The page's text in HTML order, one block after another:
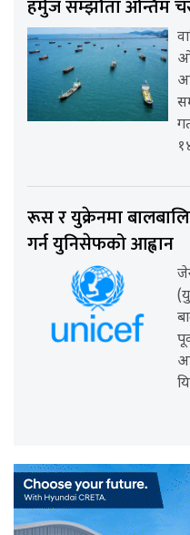
हर्मुज सम्झौता अन्तिम
रूस र युक्रेनमा
गर्न युनिसेफको आह्वान